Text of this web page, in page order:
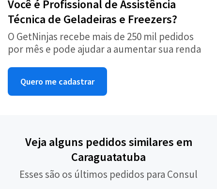
Você é Profissional de Assistência
Técnica de Geladeiras e Freezers?
O GetNinjas recebe mais de 250 mil pedidos
por mês e pode ajudar a aumentar sua renda
Quero me cadastrar
Veja alguns pedidos similares em
Caraguatatuba
Esses são os últimos pedidos para Consul